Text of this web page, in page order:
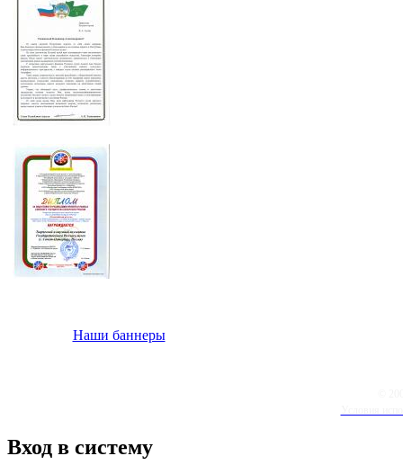
Наши баннеры
Вход в систему